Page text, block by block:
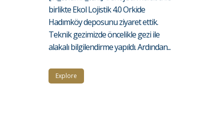
birlikte Ekol Lojistik 4.0 Orkide
Hadımköy deposunu ziyaret ettik.
Teknik gezimizde öncelikle gezi ile
alakalı bilgilendirme yapıldı. Ardından...
Explore